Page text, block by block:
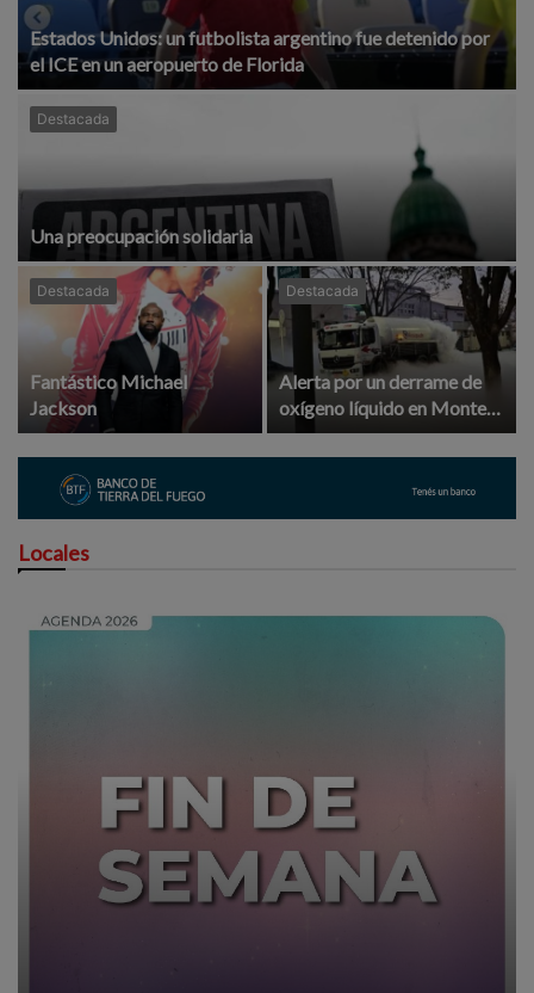
Estados Unidos: un futbolista argentino fue detenido por
el ICE en un aeropuerto de Florida
Destacada
Una preocupación solidaria
Destacada
Fantástico Michael
Jackson
Destacada
Alerta por un derrame de
oxígeno líquido en Monte
Castro: evacuación y corte
de tránsito
Locales